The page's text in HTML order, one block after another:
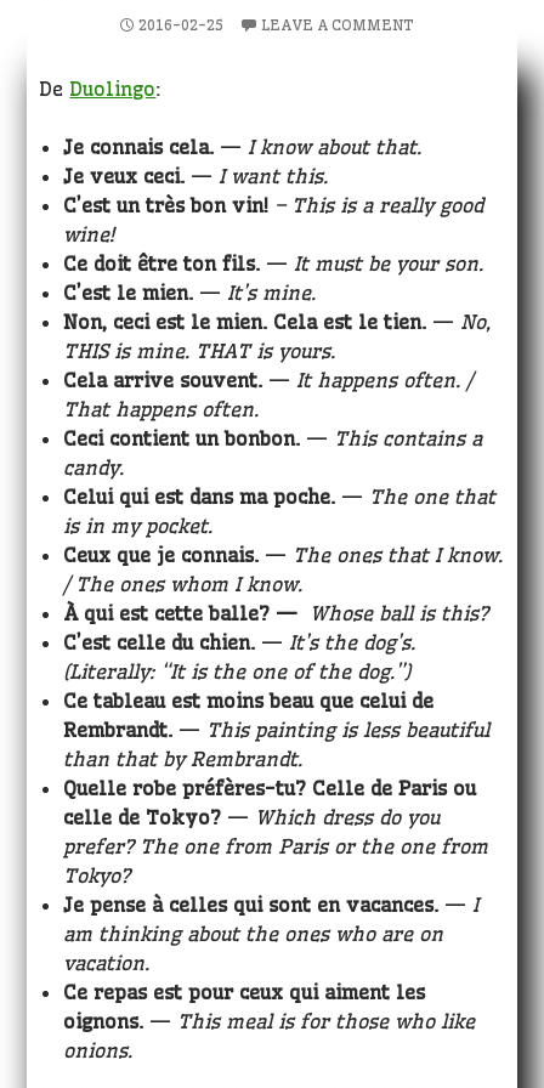
2016-02-25 LEAVE A COMMENT
DeDuolingo:
Je connais cela. —I know about that.
Je veux ceci. —I want this.
C’est un très bon vin! – This is a really good
wine!
Ce doit être ton fils. —It must be your son.
C’est le mien. —It’s mine.
Non, ceci est le mien. Cela est le tien. — No,
THIS is mine. THAT is yours.
Cela arrive souvent. —It happens often. /
That happens often.
Ceci contient un bonbon. — This contains a
candy.
Celui qui est dans ma poche. — The one that
is in my pocket.
Ceux que je connais. — The ones that I know.
/ The ones whom I know.
À qui est cette balle? — Whose ball is this?
C’est celle du chien. —It’s the dog’s.
(Literally: “It is the one of the dog.”)
Ce tableau est moins beau que celui de
Rembrandt. — This painting is less beautiful
than that by Rembrandt.
Quelle robe préfères-tu? Celle de Paris ou
celle de Tokyo? — Which dress do you
prefer? The one from Paris or the one from
Tokyo?
Je pense à celles qui sont en vacances. —I
am thinking about the ones who are on
vacation.
Ce repas est pour ceux qui aiment les
oignons. — This meal is for those who like
onions.